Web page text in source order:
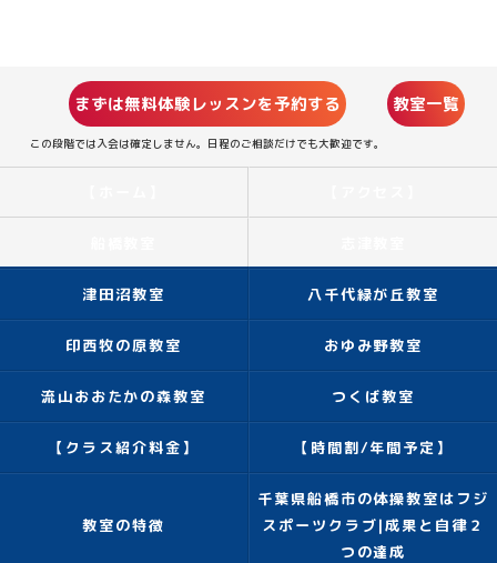
まずは無料体験レッスンを予約する
この段階では入会は確定しません。日程のご相談だけでも大歓迎です。
教室一覧
津田沼教室 八千代緑が丘教室
印西牧の原教室 おゆみ野教室
流山おおたかの森教室 つくば教室
【クラス紹介料金】 【時間割/年間予定】
教室の特徴
千葉県船橋市の体操教室はフジ
スポーツクラブ|成果と自律２
つの達成